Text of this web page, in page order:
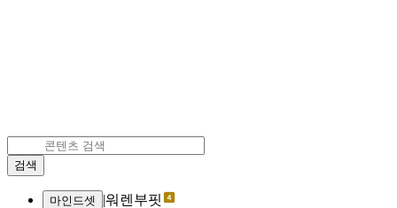
검색
마인드셋 |워렌부핏